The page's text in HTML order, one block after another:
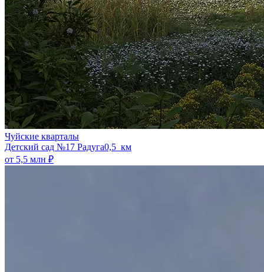
Чуйские кварталы
​Детский сад №17 Радуга0,5 км
от 5,5 млн ₽